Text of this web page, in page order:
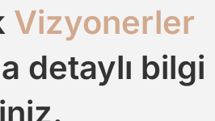
Vizyonerler
detaylı bilgi